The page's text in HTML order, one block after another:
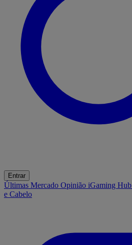
Entrar
Últimas Mercado Opinião iGaming Hub
e Cabelo